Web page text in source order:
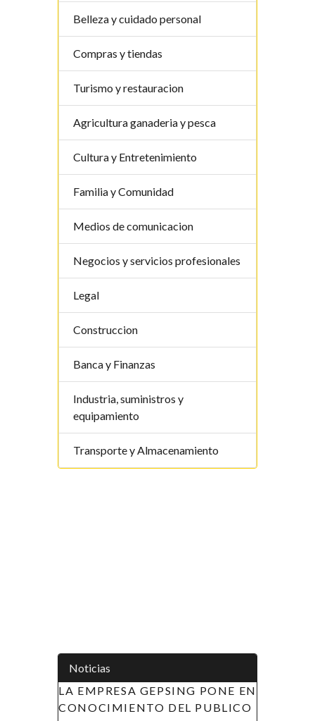
Belleza y cuidado personal
Compras y tiendas
Turismo y restauracion
Agricultura ganaderia y pesca
Cultura y Entretenimiento
Familia y Comunidad
Medios de comunicacion
Negocios y servicios profesionales
Legal
Construccion
Banca y Finanzas
Industria, suministros y
equipamiento
Transporte y Almacenamiento
Noticias
LA EMPRESA GEPSING PONE EN
CONOCIMIENTO DEL PUBLICO
APOYO A LAS
LA MUJER EN